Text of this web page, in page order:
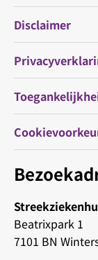
Beatrixpark 1
7101 BN
Disclaimer